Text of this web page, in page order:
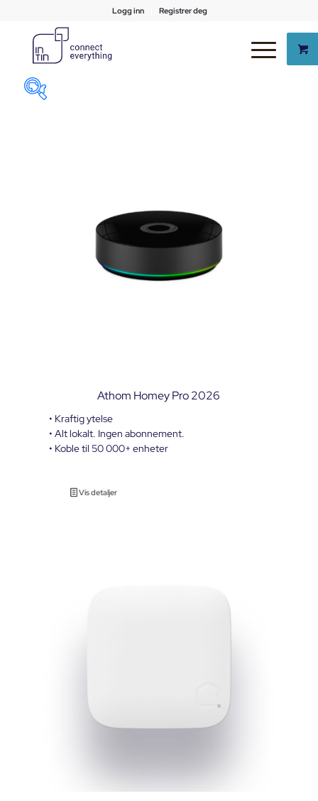
Logg inn Registrer deg
Athom Homey Pro 2026
• Kraftig ytelse
• Alt lokalt. Ingen abonnement.
• Koble til 50 000+ enheter
Vis detaljer